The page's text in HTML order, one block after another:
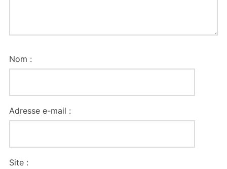
Nom :
Adresse e-mail :
Site :